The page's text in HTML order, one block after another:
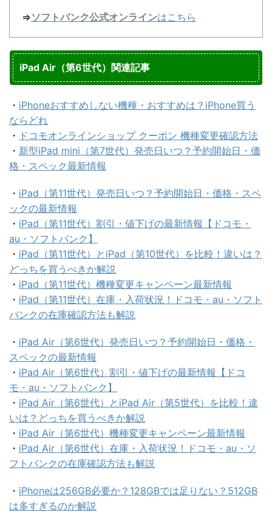
⇒ソフトバンク公式オンラインはこちら
iPad Air（第6世代）関連記事
・ iPhoneおすすめしない機種・おすすめは？iPhone買う
ならどれ
・ ドコモオンラインショップ クーポン 機種変更確認方法
・ 新型iPad mini（第7世代）発売日いつ？予約開始日・価
格・スペック最新情報
・ iPad（第11世代）発売日いつ？予約開始日・価格・スペ
ックの最新情報
・ iPad（第11世代）割引・値下げの最新情報【ドコモ・
au・ソフトバンク】
・ iPad（第11世代）とiPad（第10世代）を比較！違いは？
どっちを買うべきか解説
・ iPad（第11世代）機種変更キャンペーン最新情報
・ iPad（第11世代）在庫・入荷状況！ドコモ・au・ソフト
バンクの在庫確認方法も解説
・ iPad Air（第6世代）発売日いつ？予約開始日・価格・
スペックの最新情報
・ iPad Air（第6世代）割引・値下げの最新情報【ドコ
モ・au・ソフトバンク】
・ iPad Air（第6世代）とiPad Air（第5世代）を比較！違
いは？どっちを買うべきか解説
・ iPad Air（第6世代）機種変更キャンペーン最新情報
・ iPad Air（第6世代）在庫・入荷状況！ドコモ・au・ソ
フトバンクの在庫確認方法も解説
・ iPhoneは256GB必要か？128GBでは足りない？512GB
は多すぎるのか解説